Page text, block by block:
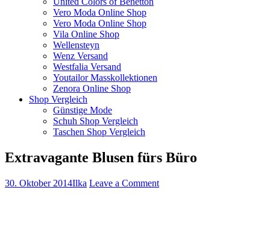
Vero Moda Online Shop
Vero Moda Online Shop
Vila Online Shop
Wellensteyn
Wenz Versand
Westfalia Versand
Youtailor Masskollektionen
Zenora Online Shop
Shop Vergleich
Günstige Mode
Schuh Shop Vergleich
Taschen Shop Vergleich
Extravagante Blusen fürs Büro
30. Oktober 2014Ilka Leave a Comment